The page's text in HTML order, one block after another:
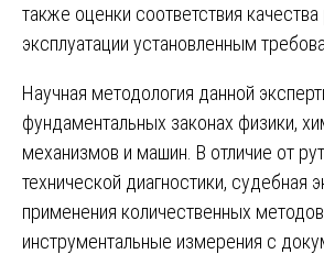
также оценки соответствия
эксплуатации установленным
Научная методология данной
фундаментальных законах физики,
механизмов и машин. В отличие от
технической диагностики, судебная
применения количественных
инструментальные измерения с